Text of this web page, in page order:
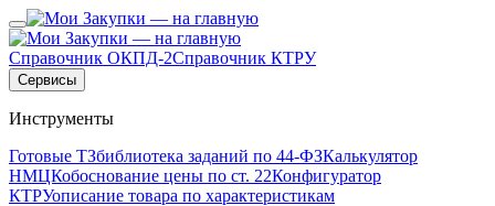
Справочник ОКПД-2Справочник КТРУ
Сервисы
Инструменты
Готовые ТЗбиблиотека заданий по 44-ФЗКалькулятор
НМЦКобоснование цены по ст. 22Конфигуратор
КТРУописание товара по характеристикам